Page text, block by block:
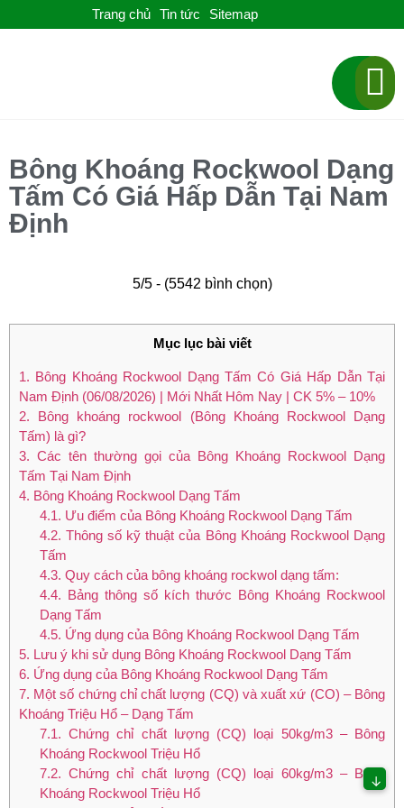
Trang chủ Tin tức Sitemap
Bông Khoáng Rockwool Dạng
Tấm Có Giá Hấp Dẫn Tại Nam
Định
5/5 - (5542 bình chọn)
Mục lục bài viết
1. Bông Khoáng Rockwool Dạng Tấm Có Giá Hấp Dẫn Tại
Nam Định (06/08/2026) | Mới Nhất Hôm Nay | CK 5% – 10%
2. Bông khoáng rockwool (Bông Khoáng Rockwool Dạng
Tấm) là gì?
3. Các tên thường gọi của Bông Khoáng Rockwool Dạng
Tấm Tại Nam Định
4. Bông Khoáng Rockwool Dạng Tấm
4.1. Ưu điểm của Bông Khoáng Rockwool Dạng Tấm
4.2. Thông số kỹ thuật của Bông Khoáng Rockwool Dạng
Tấm
4.3. Quy cách của bông khoáng rockwol dạng tấm:
4.4. Bảng thông số kích thước Bông Khoáng Rockwool
Dạng Tấm
4.5. Ứng dụng của Bông Khoáng Rockwool Dạng Tấm
5. Lưu ý khi sử dụng Bông Khoáng Rockwool Dạng Tấm
6. Ứng dụng của Bông Khoáng Rockwool Dạng Tấm
7. Một số chứng chỉ chất lượng (CQ) và xuất xứ (CO) – Bông
Khoáng Triệu Hổ – Dạng Tấm
7.1. Chứng chỉ chất lượng (CQ) loại 50kg/m3 – Bông
Khoáng Rockwool Triệu Hổ
7.2. Chứng chỉ chất lượng (CQ) loại 60kg/m3 – Bông
Khoáng Rockwool Triệu Hổ
↓